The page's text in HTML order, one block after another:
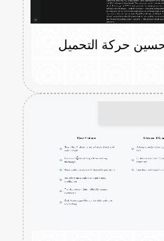
حركة التحميل